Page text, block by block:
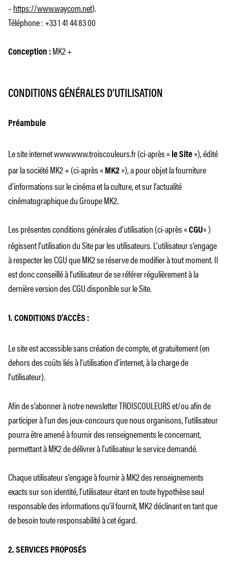
–https://www.waycom.net).
Téléphone : +33 1 41 44 83 00
Conception : MK2 +
CONDITIONS GÉNÉRALES D’UTILISATION
Préambule
Le site internet www.www.troiscouleurs.fr (ci-après « le Site»), édité
par la société MK2 + (ci-après « MK2»), a pour objet la fourniture
d’informations sur le cinéma et la culture, et sur l’actualité
cinématographique du Groupe MK2.
Les présentes conditions générales d’utilisation (ci-après «CGU« )
régissent l’utilisation du Site par les utilisateurs. L’utilisateur s’engage
à respecter les CGU que MK2 se réserve de modifier à tout moment. Il
est donc conseillé à l’utilisateur de se référer régulièrement à la
dernière version des CGU disponible sur le Site.
1. CONDITIONS D’ACCÈS :
Le site est accessible sans création de compte, et gratuitement (en
dehors des coûts liés à l’utilisation d’internet, à la charge de
l’utilisateur).
Afin de s’abonner à notre newsletter TROISCOULEURS et/ou afin de
participer à l’un des jeux-concours que nous organisons, l’utilisateur
pourra être amené à fournir des renseignements le concernant,
permettant à MK2 de délivrer à l’utilisateur le service demandé.
Chaque utilisateur s’engage à fournir à MK2 des renseignements
exacts sur son identité, l’utilisateur étant en toute hypothèse seul
responsable des informations qu’il fournit, MK2 déclinant en tant que
de besoin toute responsabilité à cet égard.
2. SERVICES PROPOSÉS